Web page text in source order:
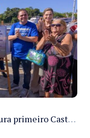
Governo do Amazonas inaugura primeiro Castramóvel Fluvial para atendimento veterinário às comunidades ribeirinhas e castração gratuita